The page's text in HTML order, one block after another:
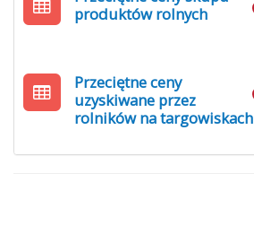
produktów rolnych
Przeciętne ceny
uzyskiwane przez
rolników na targowiskach